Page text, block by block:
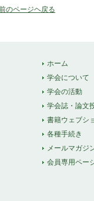
のページヘ戻る
ホーム
学会について
学会の活動
学会誌・論文
書籍ウェブシ
各種手続き
メールマガジ
会員専用ペー